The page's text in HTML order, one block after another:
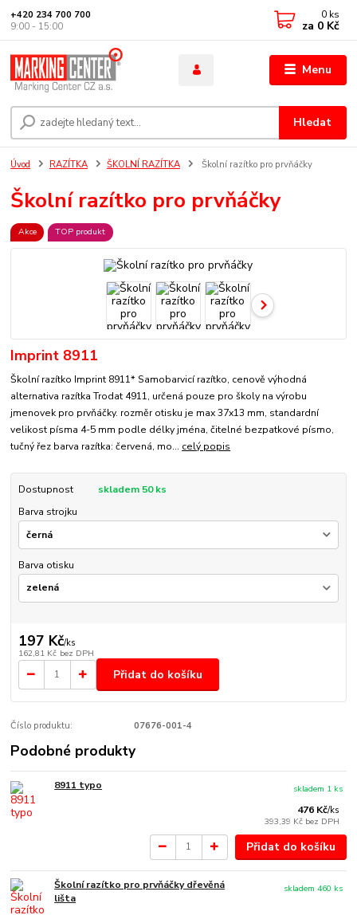
Menu
Hledat
+420 234 700 700
9:00 - 15:00
0 ks
za 0 Kč
Úvod RAZÍTKA ŠKOLNÍ RAZÍTKA Školní razítko pro prvňáčky
Školní razítko pro prvňáčky
Akce TOP produkt
Imprint 8911
Školní razítko Imprint 8911* Samobarvicí razítko, cenově výhodná
alternativa razítka Trodat 4911, určená pouze pro školy na výrobu
jmenovek pro prvňáčky. rozměr otisku je max 37x13 mm, standardní
velikost písma 4-5 mm podle délky jména, čitelné bezpatkové písmo,
tučný řez barva razítka: červená, mo... celý popis
Dostupnost
skladem 50 ks
Barva strojku
Barva otisku
197 Kč/ks
162,81 Kč bez DPH
Přidat do košíku
Číslo produktu: 07676-001-4
Podobné produkty
8911 typo
476 Kč/ks
393,39 Kč bez DPH
skladem 1 ks
Přidat do košíku
Školní razítko pro prvňáčky dřevěná
lišta
skladem 460 ks